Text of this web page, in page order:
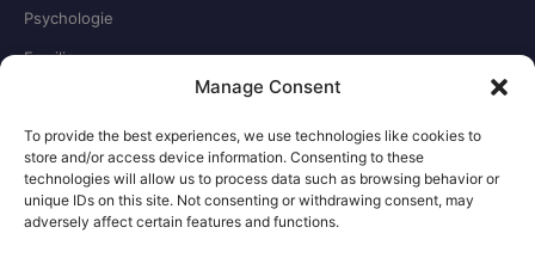
Manage Consent
To provide the best experiences, we use technologies like cookies to
store and/or access device information. Consenting to these
technologies will allow us to process data such as browsing behavior or
unique IDs on this site. Not consenting or withdrawing consent, may
adversely affect certain features and functions.
Psychologie
Familie
RECHTLICHES
Redaktion